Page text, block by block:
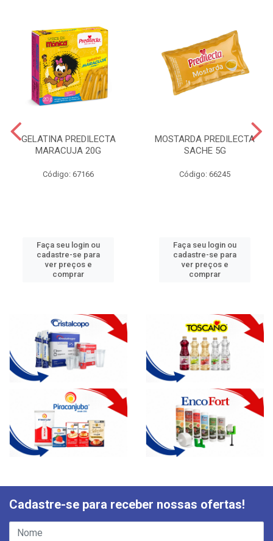
GELATINA PREDILECTA
MARACUJA 20G
Código: 67166
Faça seu login ou
cadastre-se para
ver preços e
comprar
MOSTARDA PREDILECTA
SACHE 5G
Código: 66245
Faça seu login ou
cadastre-se para
ver preços e
comprar
Cadastre-se para receber nossas ofertas!